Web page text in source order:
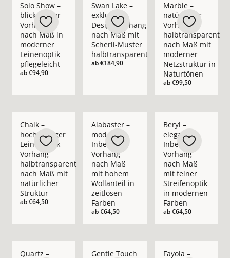
Solo Show –
blickdichter
Vorhang
nach Maß in
moderner
Leinenoptik
pflegeleicht
ab€94,90
Swan Lake –
exklusiver
Design-Vorhang
nach Maß mit
Scherli-Muster
halbtransparent
ab€184,90
Marble –
natürlicher
Vorhang
halbtransparent
nach Maß mit
moderner
Netzstruktur in
Naturtönen
ab€99,50
Chalk –
hochwertiger
Leinenoptik
Vorhang
halbtransparent
nach Maß mit
natürlicher
Struktur
ab€64,50
Alabaster –
moderner
Inbetween-
Vorhang
nach Maß
mit hohem
Wollanteil in
zeitlosen
Farben
ab€64,50
Beryl –
eleganter
Inbetween-
Vorhang
nach Maß
mit feiner
Streifenoptik
in modernen
Farben
ab€64,50
Quartz – Gentle Touch Fayola –